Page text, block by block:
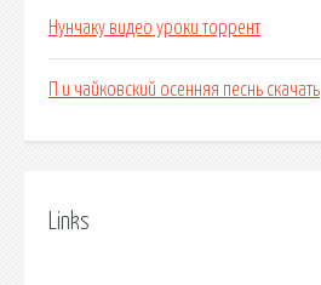
Нунчаку видео уроки торрент
П и чайковский осенняя песнь скачать
Links